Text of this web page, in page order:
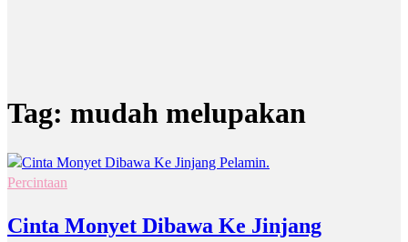
Tag: mudah melupakan
Percintaan
Cinta Monyet Dibawa Ke Jinjang